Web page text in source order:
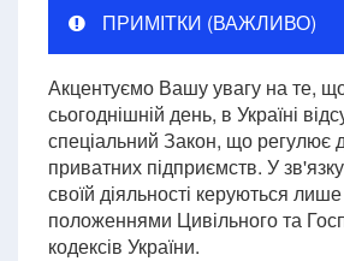
ПРИМІТКИ (ВАЖЛИВО)
Акцентуємо Вашу увагу на те,
сьогоднішній день, в Україні
спеціальний Закон, що регулює
приватних підприємств. У
своїй діяльності керуються
положеннями Цивільного та
кодексів України.